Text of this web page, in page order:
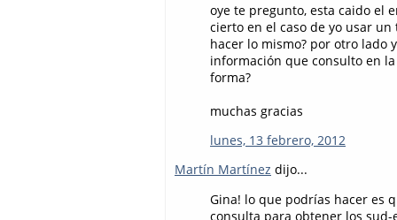
oye te pregunto, esta caido el
cierto en el caso de yo usar
hacer lo mismo? por otro lado
información que consulto en
forma?
muchas gracias
lunes, 13 febrero, 2012
Martín Martínez dijo...
Gina! lo que podrías hacer es
consulta para obtener los